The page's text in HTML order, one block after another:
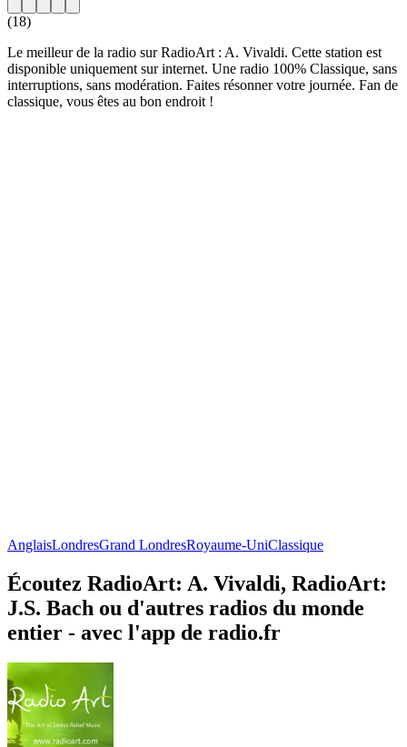
(18)
Le meilleur de la radio sur RadioArt : A. Vivaldi. Cette station est
disponible uniquement sur internet. Une radio 100% Classique, sans
interruptions, sans modération. Faites résonner votre journée. Fan de
classique, vous êtes au bon endroit !
AnglaisLondresGrand LondresRoyaume-UniClassique
Écoutez RadioArt: A. Vivaldi, RadioArt:
J.S. Bach ou d'autres radios du monde
entier - avec l'app de radio.fr